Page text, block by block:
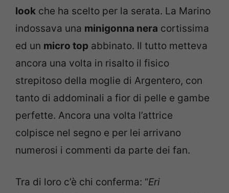
look che ha scelto per la serata. La Marino
indossava una minigonna nera cortissima
ed un micro top abbinato. Il tutto metteva
ancora una volta in risalto il fisico
strepitoso della moglie di Argentero, con
tanto di addominali a fior di pelle e gambe
perfette. Ancora una volta l’attrice
colpisce nel segno e per lei arrivano
numerosi i commenti da parte dei fan.
Tra di loro c’è chi conferma: “Eri